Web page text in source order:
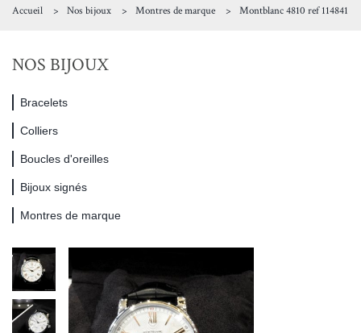
Accueil Nos bijoux Montres de marque Montblanc 4810 ref 114841
NOS BIJOUX
Bracelets
Colliers
Boucles d'oreilles
Bijoux signés
Montres de marque